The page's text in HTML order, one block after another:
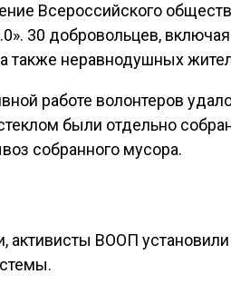
Всероссийского
30 добровольцев,
также неравнодушных
работе волонтеров
были отдельно
собранного мусора.
активисты ВООП